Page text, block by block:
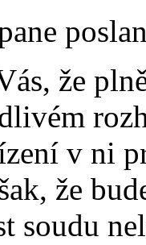
že
v ni
že
soudu